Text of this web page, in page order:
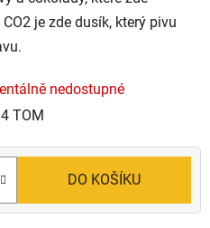
je zde dusík, který pivu
nedostupné
TOM
DO KOŠÍKU